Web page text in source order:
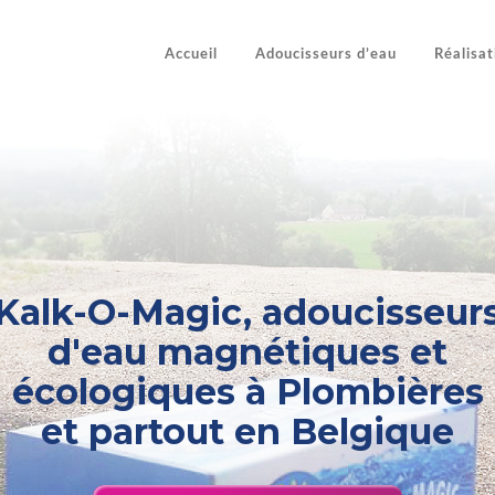
Accueil Adoucisseurs d’eau
O-Magic,
d'eau magnétiques et
écologiques à Plombières
et partout en Belgique